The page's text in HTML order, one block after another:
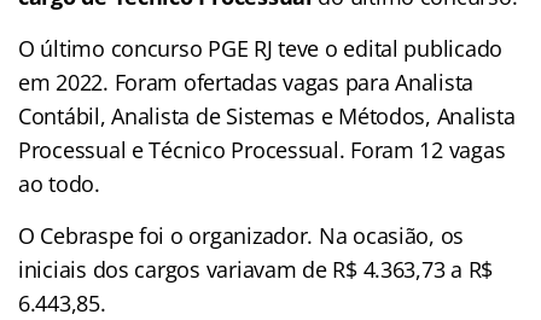
O último concurso PGE RJ teve o edital publicado
em 2022. Foram ofertadas vagas para Analista
Contábil, Analista de Sistemas e Métodos, Analista
Processual e Técnico Processual. Foram 12 vagas
ao todo.
O Cebraspe foi o organizador. Na ocasião, os
iniciais dos cargos variavam de R$ 4.363,73 a R$
6.443,85.